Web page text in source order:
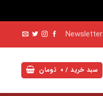
Newsletter
سبد خرید / ۰ تومان